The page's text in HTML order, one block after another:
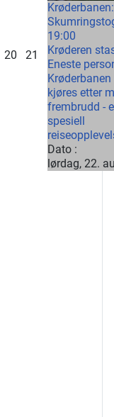
20 21
Krøderbanen:
19:00
Krøderen
Eneste
kjøres etter
frembrudd -
spesiell
Dato :
lørdag, 22.